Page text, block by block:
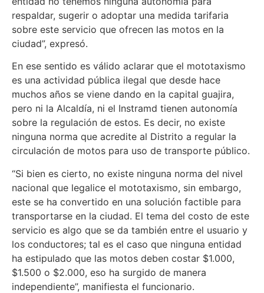
respaldar, sugerir o adoptar una medida tarifaria
sobre este servicio que ofrecen las motos en la
ciudad”, expresó.
En ese sentido es válido aclarar que el mototaxismo
es una actividad pública ilegal que desde hace
muchos años se viene dando en la capital guajira,
pero ni la Alcaldía, ni el Instramd tienen autonomía
sobre la regulación de estos. Es decir, no existe
ninguna norma que acredite al Distrito a regular la
circulación de motos para uso de transporte público.
“Si bien es cierto, no existe ninguna norma del nivel
nacional que legalice el mototaxismo, sin embargo,
este se ha convertido en una solución factible para
transportarse en la ciudad. El tema del costo de este
servicio es algo que se da también entre el usuario y
los conductores; tal es el caso que ninguna entidad
ha estipulado que las motos deben costar $1.000,
$1.500 o $2.000, eso ha surgido de manera
independiente”, manifiesta el funcionario.